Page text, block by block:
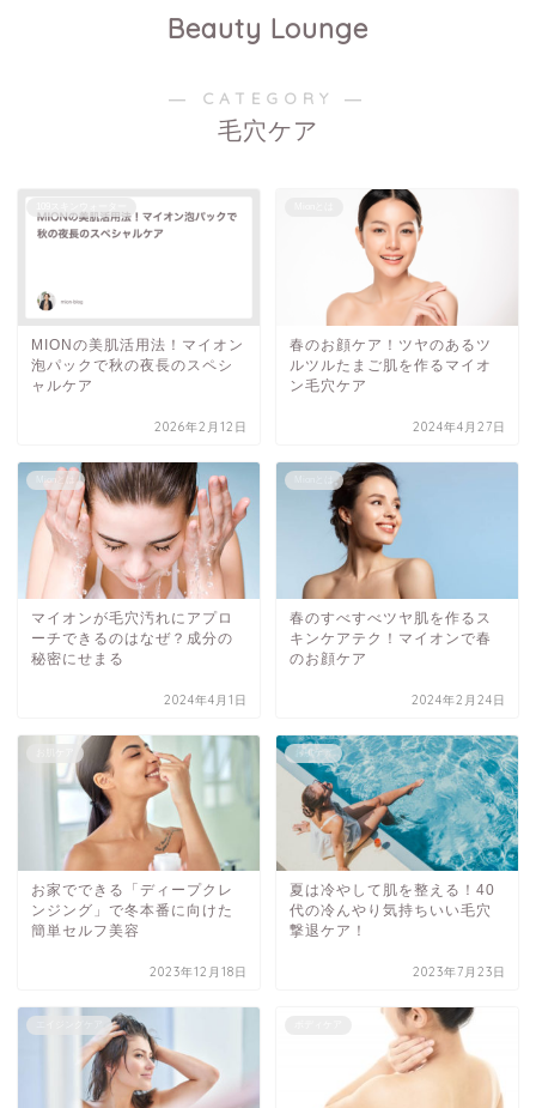
Beauty Lounge
― CATEGORY ―
毛穴ケア
MIONの美肌活用法！マイオン
泡パックで秋の夜長のスペシ
ャルケア
2026年2月12日
春のお顔ケア！ツヤのあるツ
ルツルたまご肌を作るマイオ
ン毛穴ケア
2024年4月27日
Mionとは
マイオンが毛穴汚れにアプロ
ーチできるのはなぜ？成分の
秘密にせまる
2024年4月1日
春のすべすべツヤ肌を作るス
キンケアテク！マイオンで春
のお顔ケア
2024年2月24日
お家でできる「ディープクレ
ンジング」で冬本番に向けた
簡単セルフ美容
2023年12月18日
お肌ケア
夏は冷やして肌を整える！40
代の冷んやり気持ちいい毛穴
撃退ケア！
2023年7月23日